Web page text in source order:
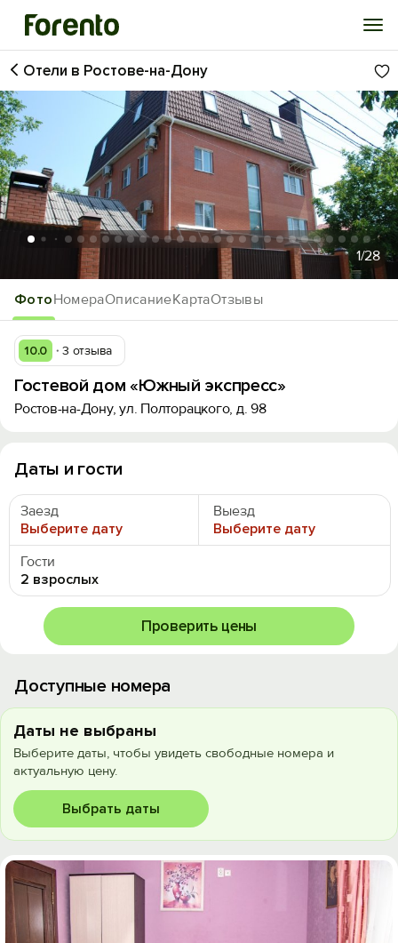
Войти
Избранное
История просмотра
Добавить свой объект
ФотоНомераОписаниеКартаОтзывы
Отели в Ростове-на-Дону
1/28
10.0 3 отзыва
Гостевой дом «Южный экспресс»
Ростов-на-Дону, ул. Полторацкого, д. 98
Даты и гости
Заезд
Выберите дату
Выезд
Выберите дату
Гости
2 взрослых
Проверить цены
Доступные номера
Даты не выбраны
Выберите даты, чтобы увидеть свободные номера и
актуальную цену.
Выбрать даты